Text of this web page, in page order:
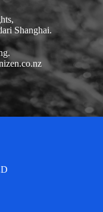
Shanghai.